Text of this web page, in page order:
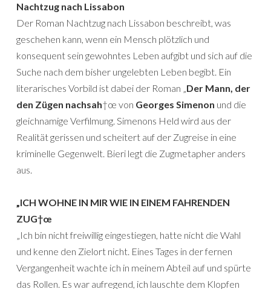
Nachtzug nach Lissabon
Der Roman Nachtzug nach Lissabon beschreibt, was
geschehen kann, wenn ein Mensch plötzlich und
konsequent sein gewohntes Leben aufgibt und sich auf die
Suche nach dem bisher ungelebten Leben begibt. Ein
literarisches Vorbild ist dabei der Roman „Der Mann, der
den Zügen nachsah†œ von Georges Simenon und die
gleichnamige Verfilmung. Simenons Held wird aus der
Realität gerissen und scheitert auf der Zugreise in eine
kriminelle Gegenwelt. Bieri legt die Zugmetapher anders
aus.
„ICH WOHNE IN MIR WIE IN EINEM FAHRENDEN
ZUG†œ
„Ich bin nicht freiwillig eingestiegen, hatte nicht die Wahl
und kenne den Zielort nicht. Eines Tages in der fernen
Vergangenheit wachte ich in meinem Abteil auf und spürte
das Rollen. Es war aufregend, ich lauschte dem Klopfen